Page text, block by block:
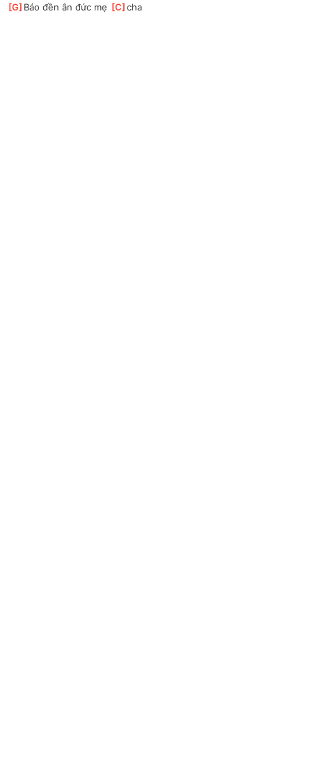
[G ]Báo đền ân đức mẹ [C ]